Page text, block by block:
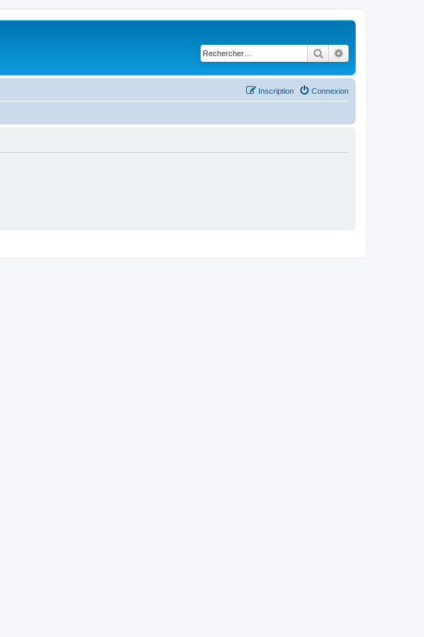
Rechercher
Connexion
Inscription